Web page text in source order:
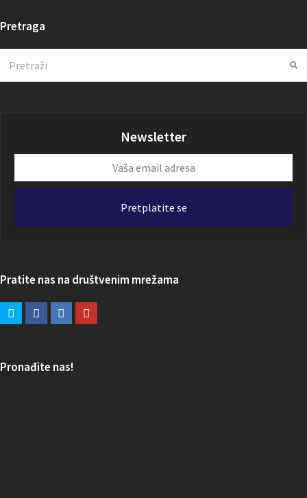
Pretraga
Newsletter
email
Pretplatite se
Pratite nas na društvenim mrežama
Pronađite nas!